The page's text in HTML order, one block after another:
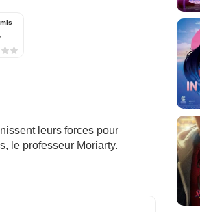
leurs forces pour
le professeur Moriarty.